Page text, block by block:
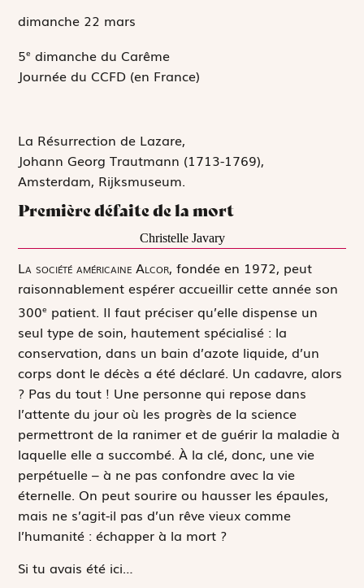
dimanche 22 mars
5e dimanche du Carême
Journée du CCFD (en France)
La Résurrection de Lazare,
Johann Georg Trautmann (1713-1769),
Amsterdam, Rijksmuseum.
Première défaite de la mort
Christelle Javary
La société américaine Alcor, fondée en 1972, peut
raisonnablement espérer accueillir cette année son
300e patient. Il faut préciser qu’elle dispense un
seul type de soin, hautement spécialisé : la
conservation, dans un bain d’azote liquide, d’un
corps dont le décès a été déclaré. Un cadavre, alors
? Pas du tout ! Une personne qui repose dans
l’attente du jour où les progrès de la science
permettront de la ranimer et de guérir la maladie à
laquelle elle a succombé. À la clé, donc, une vie
perpétuelle – à ne pas confondre avec la vie
éternelle. On peut sourire ou hausser les épaules,
mais ne s’agit-il pas d’un rêve vieux comme
l’humanité : échapper à la mort ?
Si tu avais été ici…